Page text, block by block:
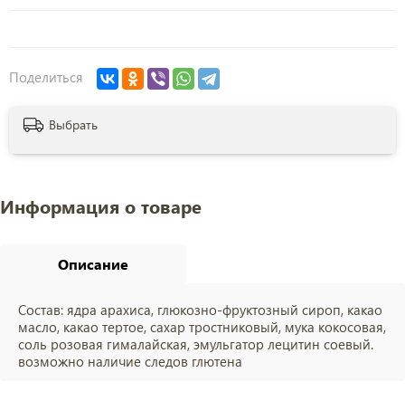
Поделиться
Выбрать
Информация о товаре
Описание
Состав: ядра арахиса, глюкозно-фруктозный сироп, какао
масло, какао тертое, сахар тростниковый, мука кокосовая,
соль розовая гималайская, эмульгатор лецитин соевый.
возможно наличие следов глютена